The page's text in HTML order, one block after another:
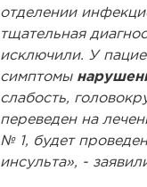
отделении
тщательная
исключили. У
симптомы
слабость,
переведен на
№ 1, будет
инсульта», -